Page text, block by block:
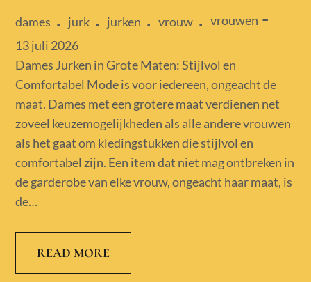
dames jurk jurken vrouw
vrouwen
Posted
on
13 juli 2026
Dames Jurken in Grote Maten: Stijlvol en
Comfortabel Mode is voor iedereen, ongeacht de
maat. Dames met een grotere maat verdienen net
zoveel keuzemogelijkheden als alle andere vrouwen
als het gaat om kledingstukken die stijlvol en
comfortabel zijn. Een item dat niet mag ontbreken in
de garderobe van elke vrouw, ongeacht haar maat, is
de…
READ MORE